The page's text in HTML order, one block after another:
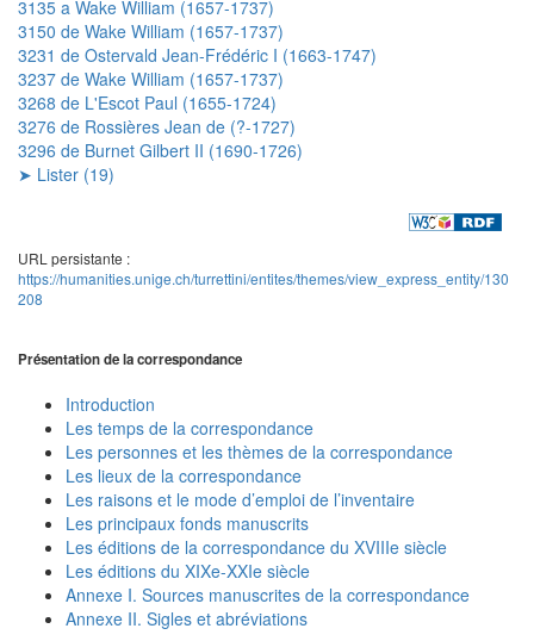
3135 a Wake William (1657-1737)
3150 de Wake William (1657-1737)
3231 de Ostervald Jean-Frédéric I (1663-1747)
3237 de Wake William (1657-1737)
3268 de L'Escot Paul (1655-1724)
3276 de Rossières Jean de (?-1727)
3296 de Burnet Gilbert II (1690-1726)
➤ Lister (19)
URL persistante :
https://humanities.unige.ch/turrettini/entites/themes/view_express_entity/130
208
Présentation de la correspondance
Introduction
Les temps de la correspondance
Les personnes et les thèmes de la correspondance
Les lieux de la correspondance
Les raisons et le mode d’emploi de l’inventaire
Les principaux fonds manuscrits
Les éditions de la correspondance du XVIIIe siècle
Les éditions du XIXe-XXIe siècle
Annexe I. Sources manuscrites de la correspondance
Annexe II. Sigles et abréviations